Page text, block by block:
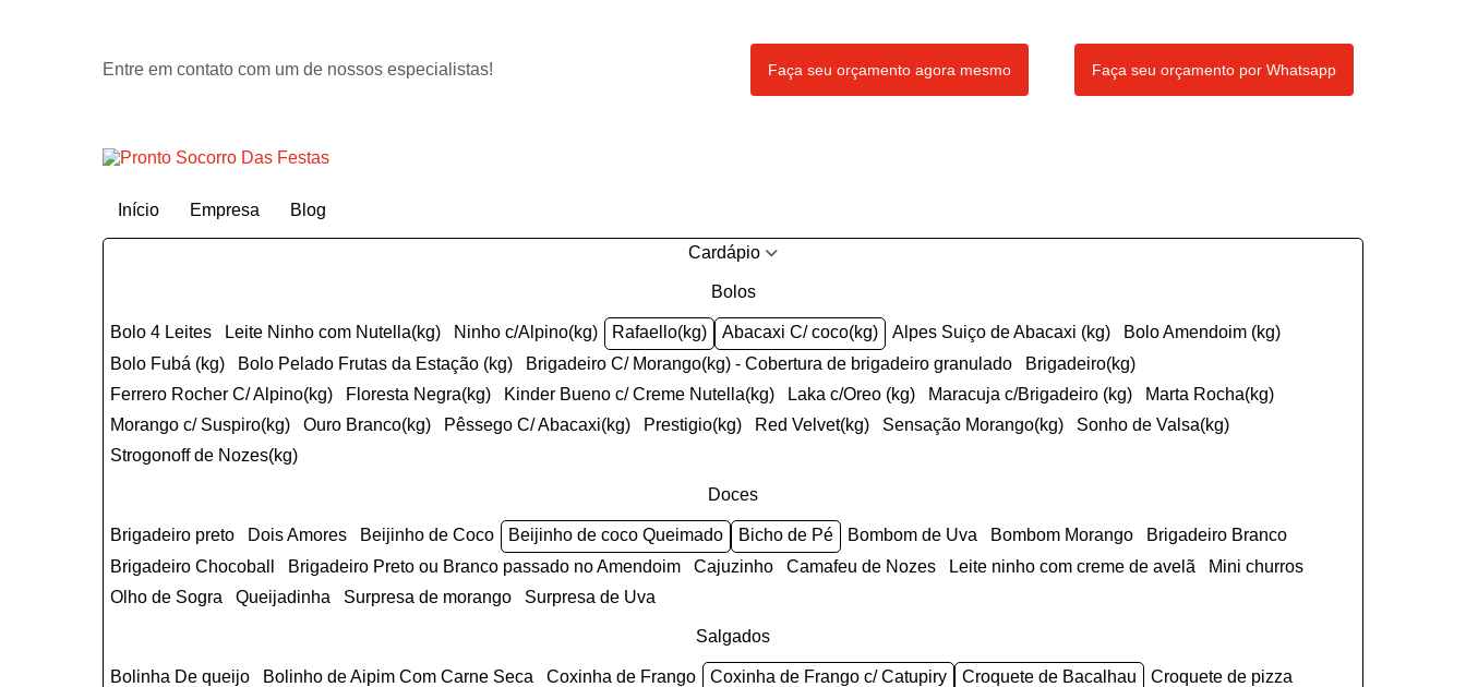
Entre em contato com um de nossos especialistas! Faça seu orçamento agora mesmo Faça seu orçamento por Whatsapp
Início Empresa Blog
Cardápio
Bolos
Bolo 4 Leites Leite Ninho com Nutella(kg) Ninho c/Alpino(kg) Rafaello(kg) Abacaxi C/ coco(kg) Alpes Suiço de Abacaxi (kg)
Bolo Amendoim (kg)
Bolo Fubá (kg)
Bolo Pelado Frutas da Estação (kg) Brigadeiro C/ Morango(kg) - Cobertura de brigadeiro granulado
Brigadeiro(kg)
ferrero Rocher C/ Alpino(kg)
Floresta Negra(kg) Kinder Bueno c/ Creme Nutella(kg) Laka c/Oreo (kg) Maracuja c/Brigadeiro (kg)
Marta Rocha(kg)
Morango c/ Suspiro(kg)
Ouro Branco(kg) Pêssego C/ Abacaxi(kg) Prestigio(kg) Red Velvet(kg) Sensação Morango(kg)
Sonho de Valsa(kg)
Strogonoff de Nozes(kg)
Doces
Brigadeiro preto Dois Amores Beijinho de Coco Beijinho de coco Queimado Bicho de Pé Bombom de Uva Bombom Morango
Brigadeiro Branco
Brigadeiro Chocoball
Brigadeiro Preto ou Branco passado no Amendoim Cajuzinho Camafeu de Nozes Leite ninho com creme de avelã
Mini churros
Olho de Sogra
Queijadinha Surpresa de morango Surpresa de Uva
Salgados
Bolinha De queijo Bolinho de Aipim Com Carne Seca Coxinha de Frango Coxinha de Frango c/ Catupiry Croquete de Bacalhau
Croquete de pizza